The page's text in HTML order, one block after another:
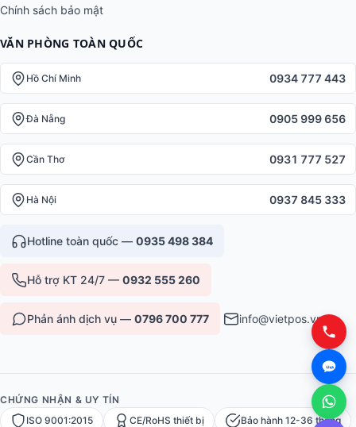
Chính sách bảo mật
VĂN PHÒNG TOÀN QUỐC
Hồ Chí Minh 0934 777 443
Đà Nẵng 0905 999 656
Cần Thơ 0931 777 527
Hà Nội 0937 845 333
Hotline toàn quốc — 0935 498 384
Hỗ trợ KT 24/7 — 0932 555 260
Phản ánh dịch vụ — 0796 700 777 info@vietpos.vn
CHỨNG NHẬN & UY TÍN
ISO 9001:2015
CE/RoHS thiết bị Bảo hành 12-36 tháng